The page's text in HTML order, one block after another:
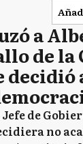
a
de la
decidió
de
no